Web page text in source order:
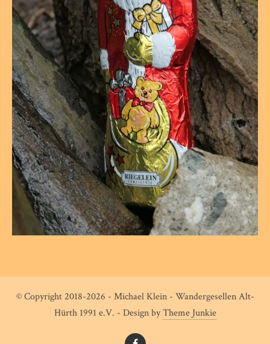
© Copyright 2018-2026 - Michael Klein - Wandergesellen Alt-
Hürth 1991 e.V. - Design byTheme Junkie